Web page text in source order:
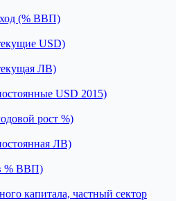
(% ВВП)
USD)
ЛВ)
USD 2015)
рост %)
ЛВ)
% ВВП)
капитала, частный сектор